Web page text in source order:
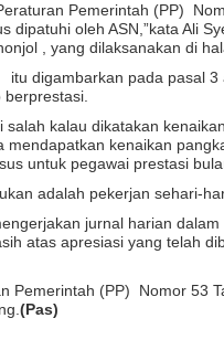
Pemerintah (PP)
oleh ASN,”kata Ali
, yang dilaksanakan di
digambarkan pada pasal
berprestasi.
kalau dikatakan
kenaikan
untuk pegawai prestasi
adalah pekerjan sehari-
jurnal harian
atas apresiasi yang telah
Pemerintah (PP) Nomor
(Pas)